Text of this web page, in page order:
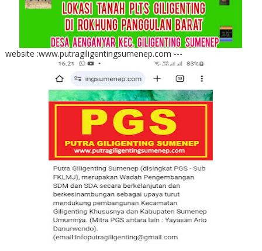
website :www.putragiligentingsumenep.com ---